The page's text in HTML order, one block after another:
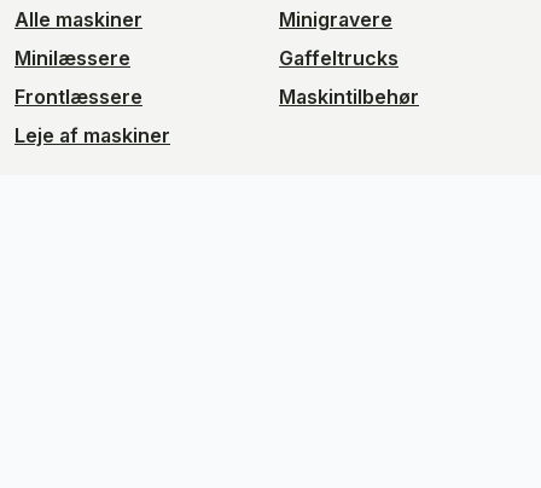
Alle maskiner
Minigravere
Minilæssere
Gaffeltrucks
Frontlæssere
Maskintilbehør
Leje af maskiner